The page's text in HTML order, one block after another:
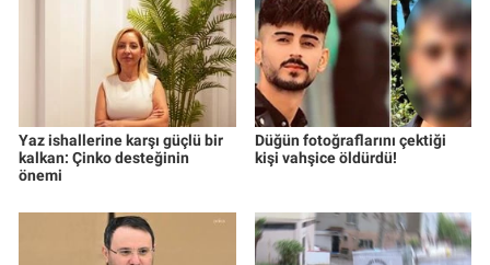
Yaz ishallerine karşı güçlü bir
kalkan: Çinko desteğinin
önemi
Düğün fotoğraflarını çektiği
kişi vahşice öldürdü!